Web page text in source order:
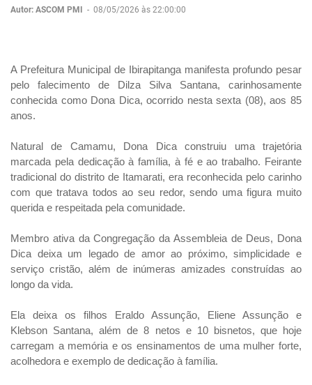
Autor: ASCOM PMI - 08/05/2026 às 22:00:00
A Prefeitura Municipal de Ibirapitanga manifesta profundo pesar
pelo falecimento de Dilza Silva Santana, carinhosamente
conhecida como Dona Dica, ocorrido nesta sexta (08), aos 85
anos.
Natural de Camamu, Dona Dica construiu uma trajetória
marcada pela dedicação à família, à fé e ao trabalho. Feirante
tradicional do distrito de Itamarati, era reconhecida pelo carinho
com que tratava todos ao seu redor, sendo uma figura muito
querida e respeitada pela comunidade.
Membro ativa da Congregação da Assembleia de Deus, Dona
Dica deixa um legado de amor ao próximo, simplicidade e
serviço cristão, além de inúmeras amizades construídas ao
longo da vida.
Ela deixa os filhos Eraldo Assunção, Eliene Assunção e
Klebson Santana, além de 8 netos e 10 bisnetos, que hoje
carregam a memória e os ensinamentos de uma mulher forte,
acolhedora e exemplo de dedicação à família.